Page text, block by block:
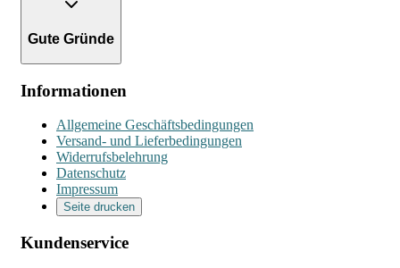
Gute Gründe
Informationen
Allgemeine Geschäftsbedingungen
Versand- und Lieferbedingungen
Widerrufsbelehrung
Datenschutz
Impressum
Seite drucken
Kundenservice